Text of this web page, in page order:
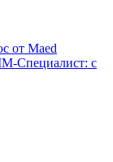
от Maed
Специалист: c